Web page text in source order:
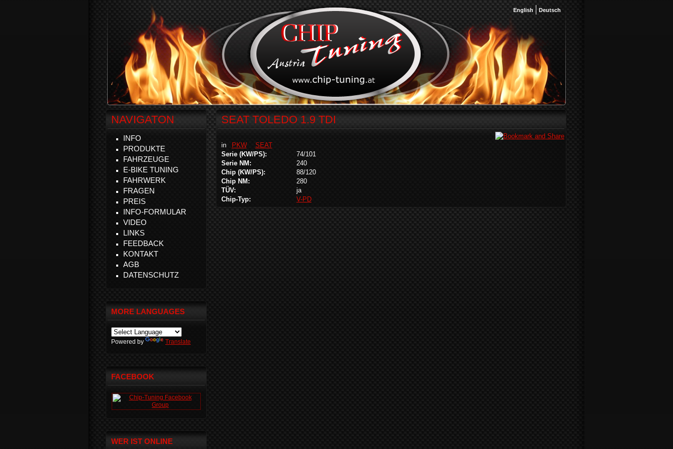
English Deutsch
SEAT TOLEDO 1.9 TDI
in PKW
SEAT
Serie (KW/PS):
74/101
Serie NM:
240
Chip (KW/PS):
88/120
Chip NM:
280
TÜV:
ja
Chip-Typ:
V-PD
NAVIGATON
INFO
PRODUKTE
FAHRZEUGE
E-BIKE TUNING
FAHRWERK
FRAGEN
PREIS
INFO-FORMULAR
VIDEO
LINKS
FEEDBACK
KONTAKT
AGB
DATENSCHUTZ
MORE LANGUAGES
Powered by Translate
FACEBOOK
WER IST ONLINE